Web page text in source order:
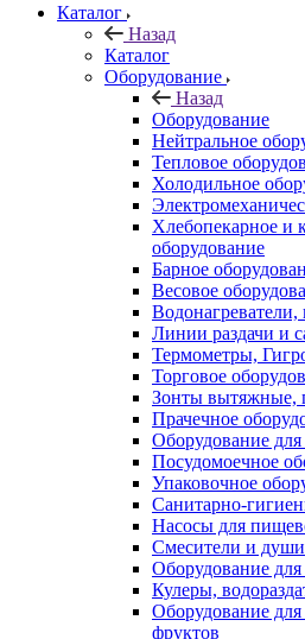
Каталог
Назад
Каталог
Оборудование
Назад
Оборудование
Нейтральное
Тепловое
Холодильное
Хлебопекарное и
оборудование
Барное
Весовое
Линии раздачи и
Термометры,
Торговое
Зонты вытяжные,
Прачечное
Оборудование
Посудомоечное
Упаковочное
Санитарно-
Насосы для
Смесители и
Оборудование
Кулеры,
Оборудование
фруктов